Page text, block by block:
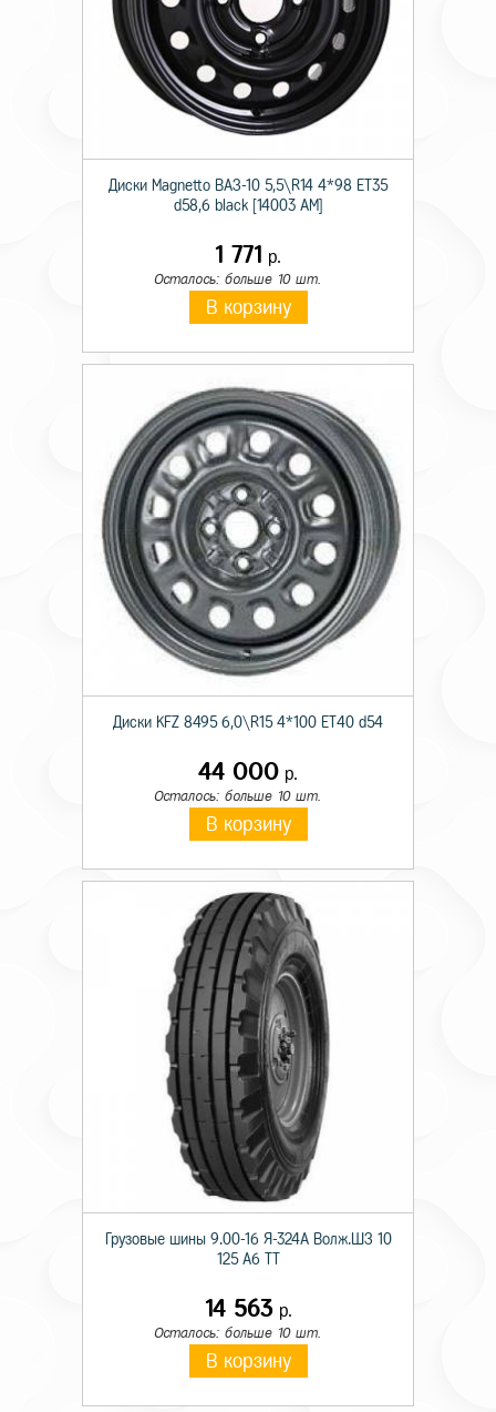
Диски Magnetto ВАЗ-10 5,5\R14 4*98 ET35
d58,6 black [14003 AM]
1 771 р.
Осталось: больше 10 шт.
В корзину
Диски KFZ 8495 6,0\R15 4*100 ET40 d54
44 000 р.
Осталось: больше 10 шт.
В корзину
Грузовые шины 9.00-16 Я-324А Волж.ШЗ 10
125 A6 TT
14 563р.
Осталось: больше 10 шт.
В корзину